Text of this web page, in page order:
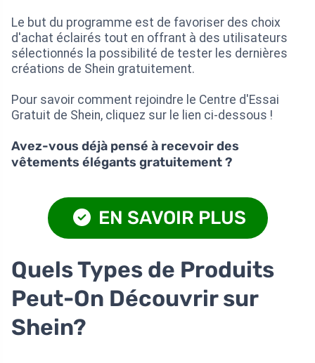
Le but du programme est de favoriser des choix
d'achat éclairés tout en offrant à des utilisateurs
sélectionnés la possibilité de tester les dernières
créations de Shein gratuitement.
Pour savoir comment rejoindre le Centre d'Essai
Gratuit de Shein, cliquez sur le lien ci-dessous !
Avez-vous déjà pensé à recevoir des
vêtements élégants gratuitement ?
EN SAVOIR PLUS
Quels Types de Produits
Peut-On Découvrir sur
Shein?